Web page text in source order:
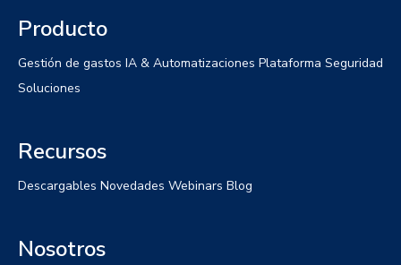
Producto
Gestión de gastos IA & Automatizaciones Plataforma Seguridad
Soluciones
Recursos
Descargables Novedades Webinars Blog
Nosotros